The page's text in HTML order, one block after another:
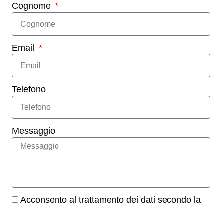
Cognome
Email
Telefono
Messaggio
Acconsento al trattamento dei dati secondo la